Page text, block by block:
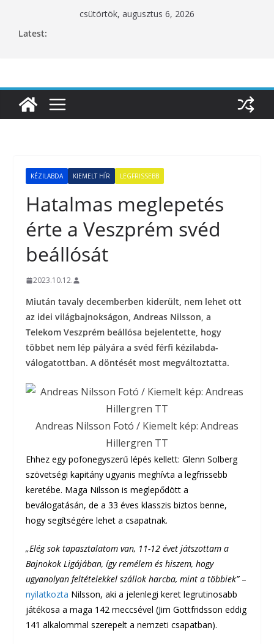
csütörtök, augusztus 6, 2026
Latest:
KÉZILABDA KIEMELT HÍR LEGFRISSEBB
Hatalmas meglepetés
érte a Veszprém svéd
beállósát
2023.10.12.
Miután tavaly decemberben kiderült, nem lehet ott
az idei világbajnokságon, Andreas Nilsson, a
Telekom Veszprém beállósa bejelentette, hogy
többet nem lép pályára a svéd férfi kézilabda-
válogatottban. A döntését most megváltoztatta.
Andreas Nilsson Fotó / Kiemelt kép: Andreas
Hillergren TT
Ehhez egy pofonegyszerű lépés kellett: Glenn Solberg
szövetségi kapitány ugyanis meghívta a legfrissebb
keretébe. Maga Nilsson is meglepődött a
beválogatásán, de a 33 éves klasszis biztos benne,
hogy segítségére lehet a csapatnak.
„Elég sok tapasztalatom van, 11-12 évet játszottam a
Bajnokok Ligájában, így remélem és hiszem, hogy
ugyanolyan feltételekkel szállok harcba, mint a többiek”–
nyilatkozta Nilsson, aki a jelenlegi keret legrutinosabb
játékosa a maga 142 meccsével (Jim Gottfridsson eddig
141 alkalommal szerepelt a nemzeti csapatban).